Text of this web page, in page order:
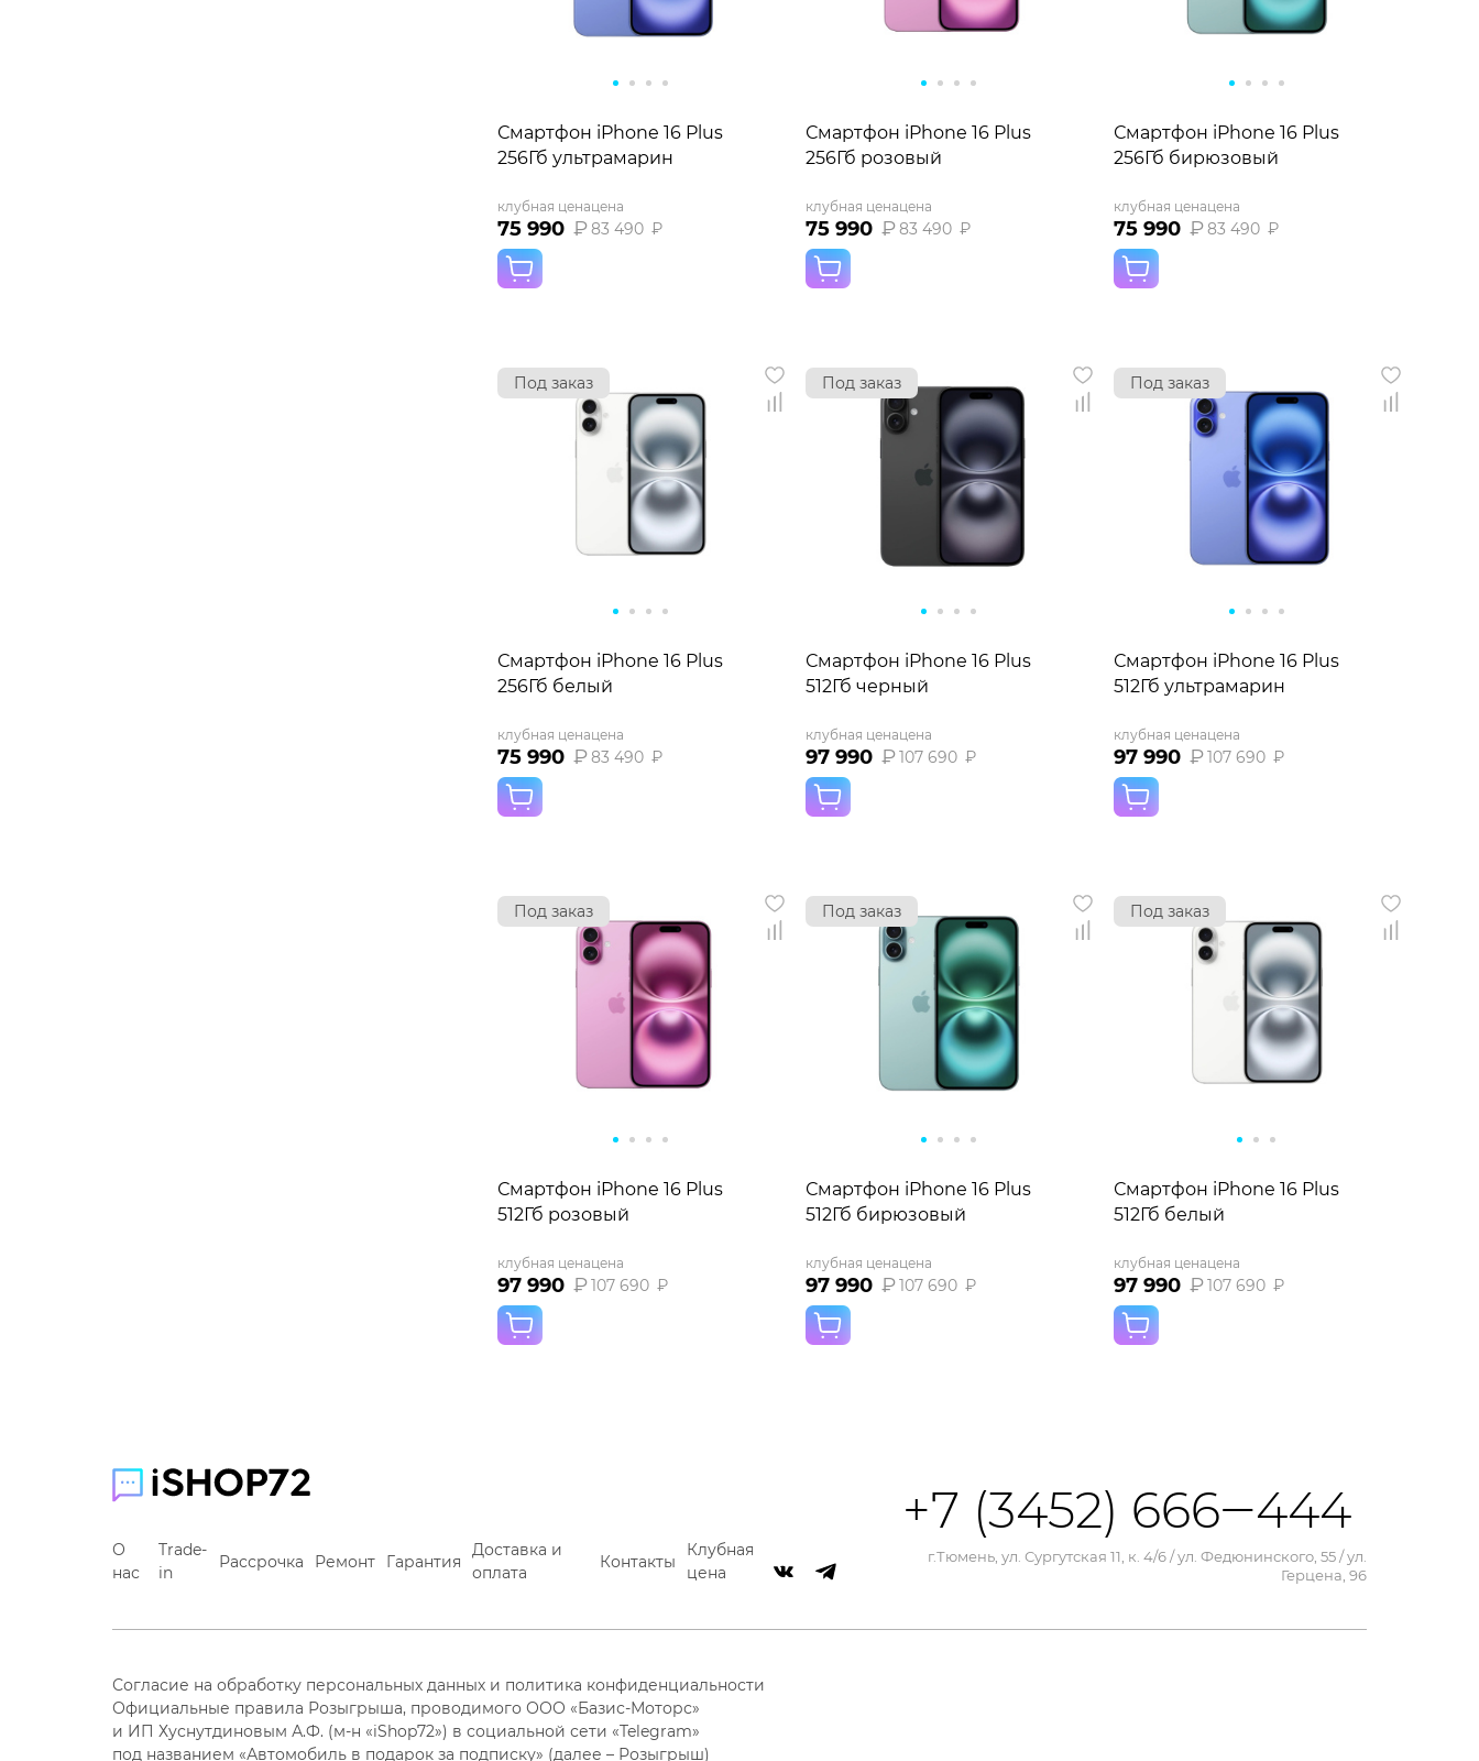
Смартфон iPhone 16 Plus
256Гб ультрамарин
клубная цена
75 990 ₽
цена
83 490 ₽
Смартфон iPhone 16 Plus
256Гб розовый
клубная цена
75 990 ₽
цена
83 490 ₽
Смартфон iPhone 16 Plus
256Гб бирюзовый
клубная цена
75 990 ₽
цена
83 490 ₽
Под заказ
Смартфон iPhone 16 Plus
256Гб белый
клубная цена
75 990 ₽
цена
83 490 ₽
Под заказ
Смартфон iPhone 16 Plus
512Гб черный
клубная цена
97 990 ₽
цена
107 690 ₽
Под заказ
Смартфон iPhone 16 Plus
512Гб ультрамарин
клубная цена
97 990 ₽
цена
107 690 ₽
Под заказ
Смартфон iPhone 16 Plus
512Гб розовый
клубная цена
97 990 ₽
цена
107 690 ₽
Под заказ
Смартфон iPhone 16 Plus
512Гб бирюзовый
клубная цена
97 990 ₽
цена
107 690 ₽
Под заказ
Смартфон iPhone 16 Plus
512Гб белый
клубная цена
97 990 ₽
цена
107 690 ₽
О
нас
Trade-
in
Рассрочка Ремонт Гарантия
Доставка и
оплата
Контакты
Клубная
цена
+7 (3452) 666‒444
г.Тюмень, ул. Сургутская 11, к. 4/6 / ул. Федюнинского, 55 / ул.
Герцена, 96
Согласие на обработку персональных данных и политика конфиденциальности
Официальные правила Розыгрыша, проводимого ООО «Базис-Моторс»
и ИП Хуснутдиновым А.Ф. (м-н «iShop72») в социальной сети «Telegram»
под названием «Автомобиль в подарок за подписку» (далее – Розыгрыш)